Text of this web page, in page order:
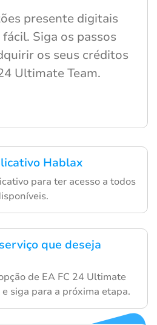
Hablax
para ter acesso a todos
que deseja
de EA FC 24 Ultimate
siga para a próxima etapa.
presente digitais
Siga os passos
os seus créditos
Ultimate Team.